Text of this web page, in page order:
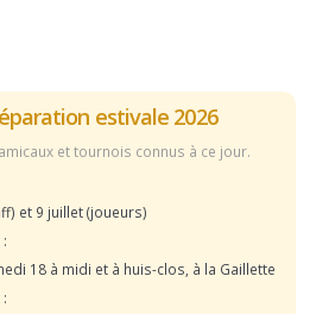
estivale 2026
et tournois connus à ce jour.
et 9 juillet (joueurs)
18 à midi et à huis-clos, à la Gaillette